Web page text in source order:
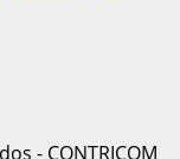
- CONTRICOM